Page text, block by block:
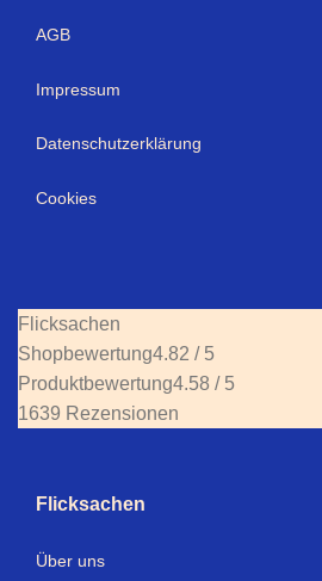
AGB
Impressum
Datenschutzerklärung
Cookies
Flicksachen
Shopbewertung4.82 / 5
Produktbewertung4.58 / 5
1639 Rezensionen
Flicksachen
Über uns